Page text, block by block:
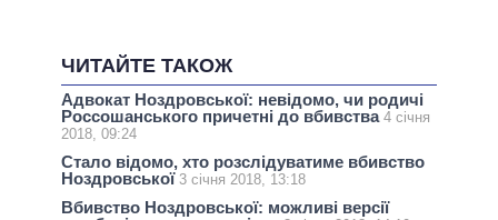
ЧИТАЙТЕ ТАКОЖ
Адвокат Ноздровської: невідомо, чи родичі
Россошанського причетні до вбивства 4 січня
2018, 09:24
Стало відомо, хто розслідуватиме вбивство
Ноздровської 3 січня 2018, 13:18
Вбивство Ноздровської: можливі версії